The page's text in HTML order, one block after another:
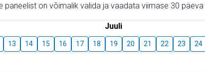
paneelist on võimalik valida ja vaadata viimase 30 päeva
Juuli
13 14 15 16 17 18 19 20 21 22 23 24